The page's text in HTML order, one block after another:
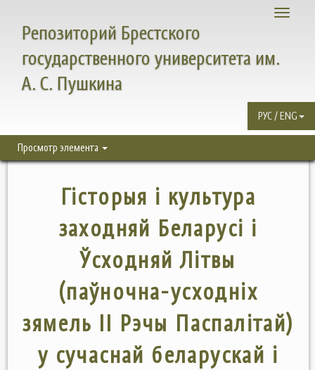
Toggle
Репозиторий Брестского
государственного университета им.
А. С. Пушкина
РУС / ENG
Просмотр элемента
Гісторыя і культура
заходняй Беларусі і
Ўсходняй Літвы
(паўночна-усходніх
зямель ІІ Рэчы Паспалітай)
у сучаснай беларускай і